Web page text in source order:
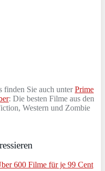
finden Sie auch unterPrime
: Die besten Filme aus den
Western und Zombie
600 Filme für je 99 Cent